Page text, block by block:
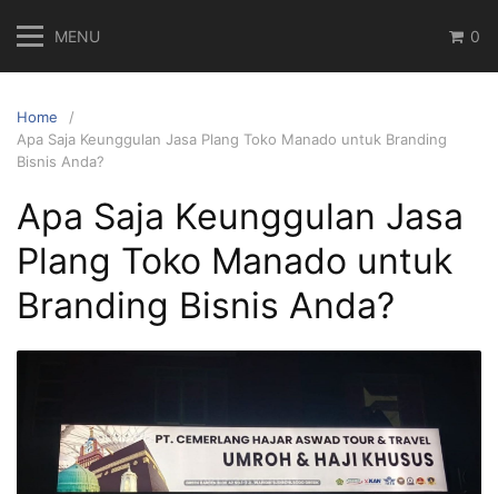
content
MENU 0
Home
Apa Saja Keunggulan Jasa Plang Toko Manado untuk Branding
Bisnis Anda?
Apa Saja Keunggulan Jasa
Plang Toko Manado untuk
Branding Bisnis Anda?